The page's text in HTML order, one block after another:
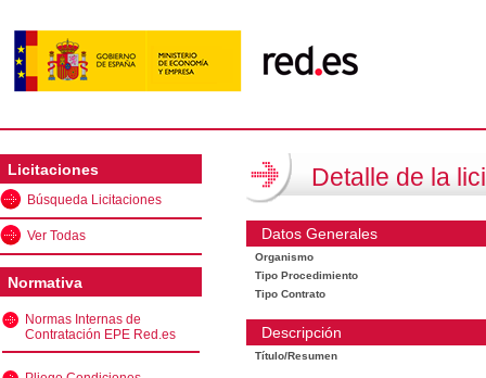
Licitaciones
Búsqueda Licitaciones
Ver Todas
Normativa
Normas Internas de
Contratación EPE Red.es
Detalle de la
Datos Generales
Organismo
Tipo Procedimiento
Tipo Contrato
Descripción
Título/Resumen